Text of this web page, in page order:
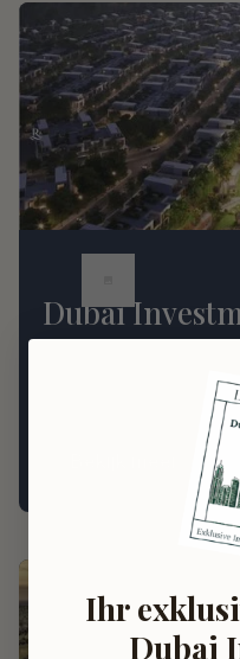
Dubai
Gevestigde buurt
gediversifieerde
Ihr
Dubai